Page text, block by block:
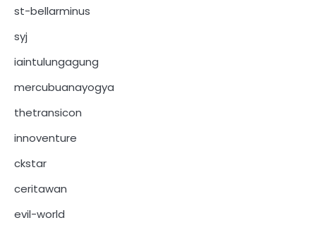
st-bellarminus
syj
iaintulungagung
mercubuanayogya
thetransicon
innoventure
ckstar
ceritawan
evil-world